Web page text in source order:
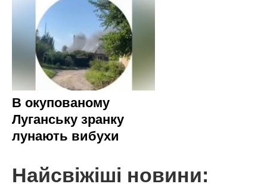
В окупованому
Луганську зранку
лунають вибухи
Найсвіжіші новини: